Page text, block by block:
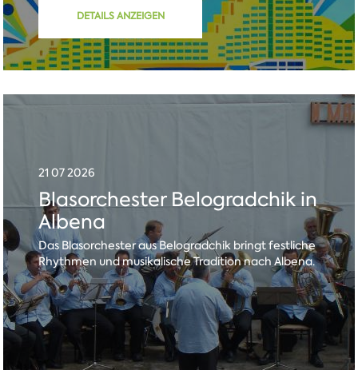
DETAILS ANZEIGEN
21 07 2026
Blasorchester Belogradchik in
Albena
Das Blasorchester aus Belogradchik bringt festliche
Rhythmen und musikalische Tradition nach Albena.